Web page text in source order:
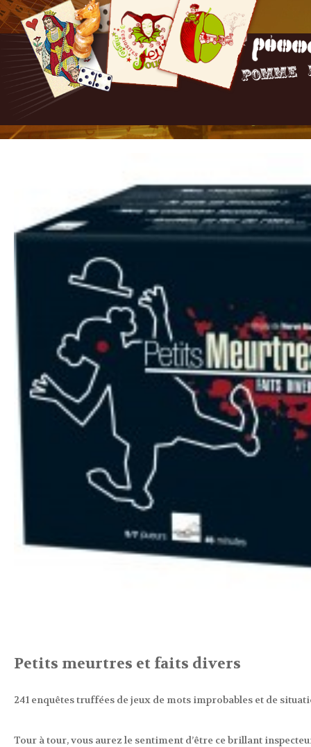
Petits meurtres et faits divers
241 enquêtes truffées de jeux de mots improbables et de
Tour à tour, vous aurez le sentiment d’être ce brillant